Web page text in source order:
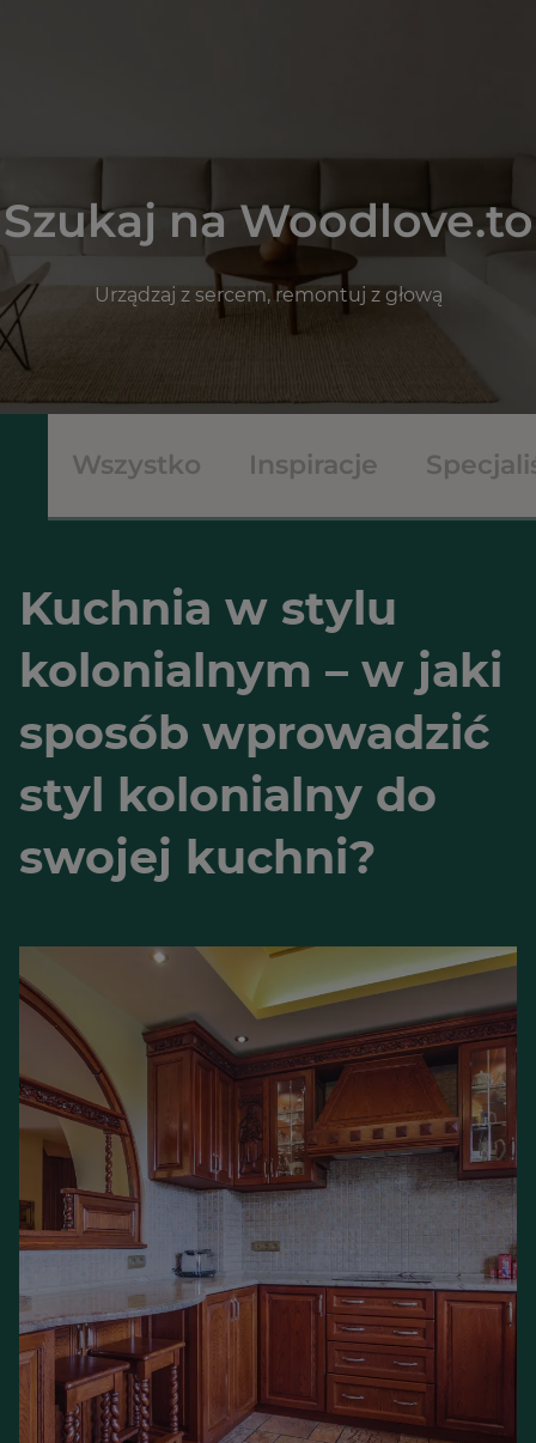
Szukaj na Woodlove.to
Urządzaj z sercem, remontuj z głową
Wszystko Inspiracje
Kuchnia w stylu
kolonialnym – w jaki
sposób wprowadzić
styl kolonialny do
swojej kuchni?